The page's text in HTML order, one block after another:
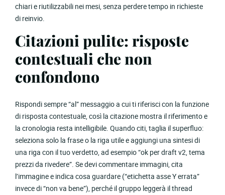
chiari e riutilizzabili nei mesi, senza perdere tempo in richieste
di reinvio.
Citazioni pulite: risposte
contestuali che non
confondono
Rispondi sempre “al” messaggio a cui ti riferisci con la funzione
di risposta contestuale, così la citazione mostra il riferimento e
la cronologia resta intelligibile. Quando citi, taglia il superfluo:
seleziona solo la frase o la riga utile e aggiungi una sintesi di
una riga con il tuo verdetto, ad esempio “ok per draft v2, tema
prezzi da rivedere”. Se devi commentare immagini, cita
l’immagine e indica cosa guardare (“etichetta asse Y errata”
invece di “non va bene”), perché il gruppo leggerà il thread